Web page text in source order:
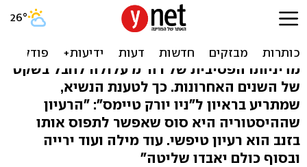
פרס במתקפה על נתניהו:
הפיגועים יחזרו
מדיניותו הפסיבית של רה"מ עלולה לחבל בשקט
של השנים האחרונות. כך לטענת הנשיא,
שמתריע בראיון ל"ניו יורק טיימס": "הרעיון
שההיסטוריה היא סוס שאפשר לתפוס אותו
בזנב הוא רעיון טיפשי. עוד מילה ועוד ירייה
ובסוף כולם יאבדו שליטה"